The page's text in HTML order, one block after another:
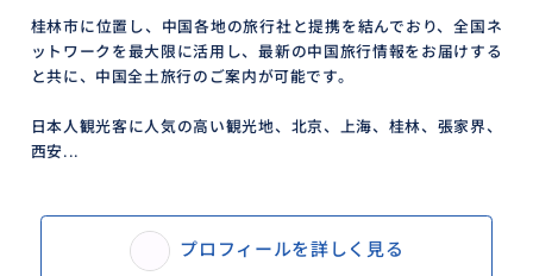
桂林市に位置し、中国各地の旅行社と提携を結んでおり、全国ネ
ットワークを最大限に活用し、最新の中国旅行情報をお届けする
と共に、中国全土旅行のご案内が可能です。
日本人観光客に人気の高い観光地、北京、上海、桂林、張家界、
西安...
プロフィールを詳しく見る